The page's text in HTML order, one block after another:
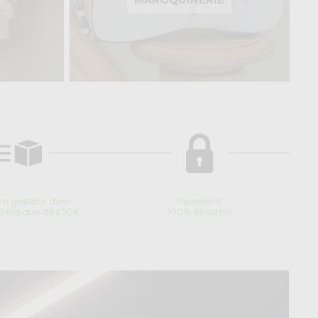
gratuite dans
dès 50€
Paiement
100% sécurisé